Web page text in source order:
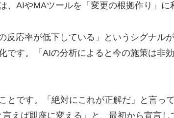
AIやMAツールを「変更の根拠作り」に
応率が低下している」というシグナル
す。「AIの分析によると今の施策は非
です。「絶対にこれが正解だ」と言っ
えば即座に変える」と、最初から宣言